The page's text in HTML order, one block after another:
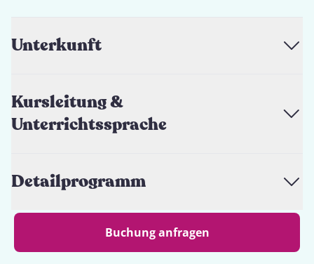
Unterkunft
Kursleitung &
Unterrichtssprache
Detailprogramm
Buchung anfragen